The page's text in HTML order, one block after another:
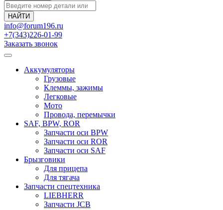
info@forum196.ru
+7(343)226-01-99
Заказать звонок
Аккумуляторы
Грузовые
Клеммы, зажимы
Легковые
Мото
Провода, перемычки
SAF, BPW, ROR
Запчасти оси BPW
Запчасти оси ROR
Запчасти оси SAF
Брызговики
Для прицепа
Для тягача
Запчасти спецтехника
LIEBHERR
Запчасти JCB